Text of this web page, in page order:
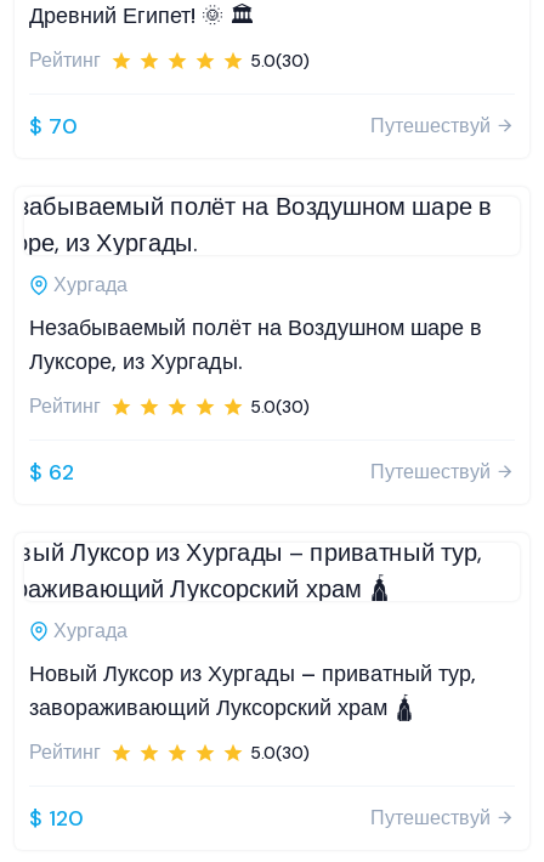
Древний Египет! 🌞 🏛️
Рейтинг 5.0(30)
$ 70 Путешествуй
Хургада
Незабываемый полёт на Воздушном шаре в
Луксоре, из Хургады.
Рейтинг 5.0(30)
$ 62 Путешествуй
Хургада
Новый Луксор из Хургады – приватный тур,
завораживающий Луксорский храм 🛕
Рейтинг 5.0(30)
$ 120 Путешествуй